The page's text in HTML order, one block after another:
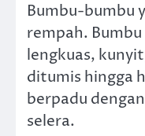
Bumbu-bumbu
rempah.
lengkuas,
ditumis hingga
berpadu
selera.